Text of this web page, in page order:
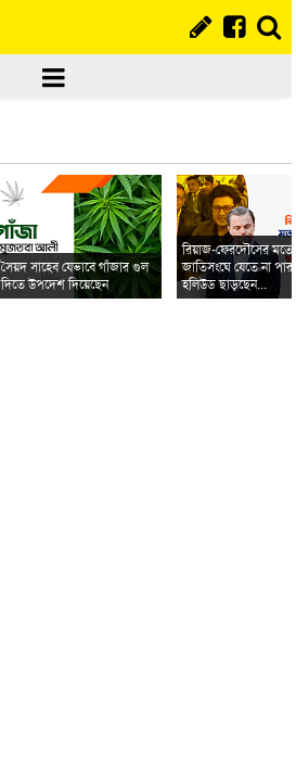
সৈয়দ সাহেব যেভাবে গাঁজার গুল
দিতে উপদেশ দিয়েছেন
রিয়াজ-ফেরদৌসের মতো
জাতিসংঘে যেতে না
হলিউড ছাড়ছেন...